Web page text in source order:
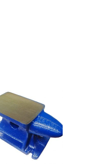
Nosotros
Productos
Accesorios Ferretería
Adhesivos /
Marcas
BOSCH
Contacto